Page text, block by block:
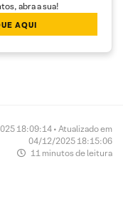
abra a sua!
AQUI
18:09:14 • Atualizado em
04/12/2025 18:15:06
11 minutos de leitura